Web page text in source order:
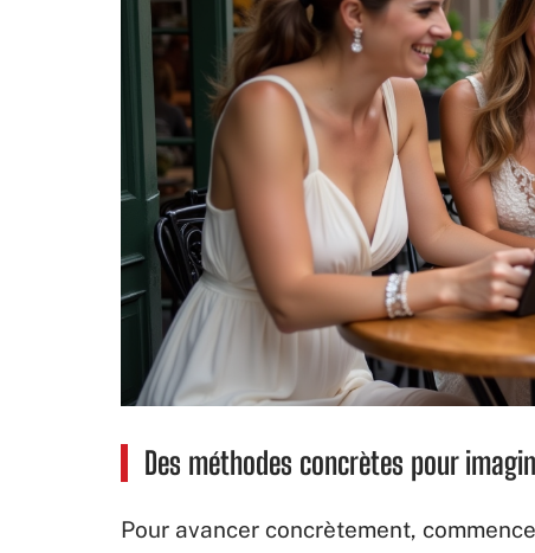
Des méthodes concrètes pour
Pour avancer concrètement,